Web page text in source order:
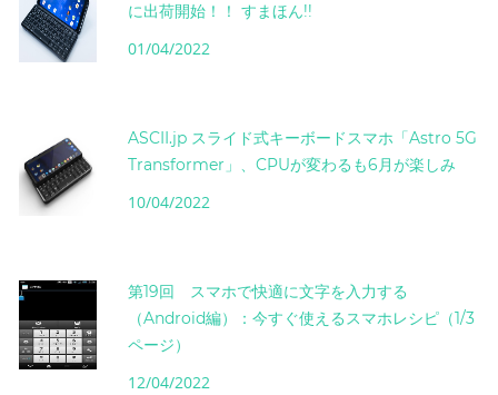
に出荷開始！！ すまほん!!
01/04/2022
ASCII.jp スライド式キーボードスマホ「Astro 5G
Transformer」、CPUが変わるも6月が楽しみ
10/04/2022
第19回 スマホで快適に文字を入力する
（Android編）：今すぐ使えるスマホレシピ（1/3
ページ）
12/04/2022